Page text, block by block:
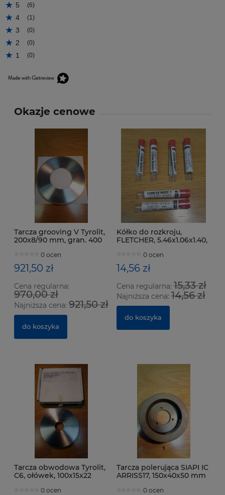
5
(6)
4 (1)
3 (0)
2 (0)
1 (0)
Okazje cenowe
Tarcza grooving V Tyrolit,
200x8/90 mm, gran. 400
0 ocen
921,50 zł
Cena regularna:
970,00 zł
Najniższa cena: 921,50 zł
do koszyka
Kółko do rozkroju,
FLETCHER, 5.46x1.06x1.40,
0 ocen
14,56 zł
Cena regularna:15,33 zł
Najniższa cena:14,56 zł
do koszyka
Tarcza obwodowa Tyrolit,
C6, ołówek, 100x15x22
0 ocen
Tarcza polerująca SIAPI IC
ARRISS17, 150x40x50 mm
0 ocen